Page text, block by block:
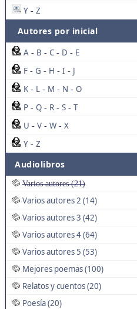
Y - Z
Autores por inicial
A - B - C - D - E
F - G - H - I - J
K - L - M - N - O
P - Q - R - S - T
U - V - W - X
Y - Z
Audiolibros
Varios autores (21)
Varios autores 2 (14)
Varios autores 3 (42)
Varios autores 4 (64)
Varios autores 5 (53)
Mejores poemas (100)
Relatos y cuentos (20)
Poesía (20)